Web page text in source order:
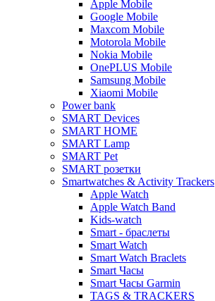
Apple Mobile
Google Mobile
Maxcom Mobile
Motorola Mobile
Nokia Mobile
OnePLUS Mobile
Samsung Mobile
Xiaomi Mobile
Power bank
SMART Devices
SMART HOME
SMART Lamp
SMART Pet
SMART розетки
Smartwatches & Activity Trackers
Apple Watch
Apple Watch Band
Kids-watch
Smart - браслеты
Smart Watch
Smart Watch Braclets
Smart Часы
Smart Часы Garmin
TAGS & TRACKERS